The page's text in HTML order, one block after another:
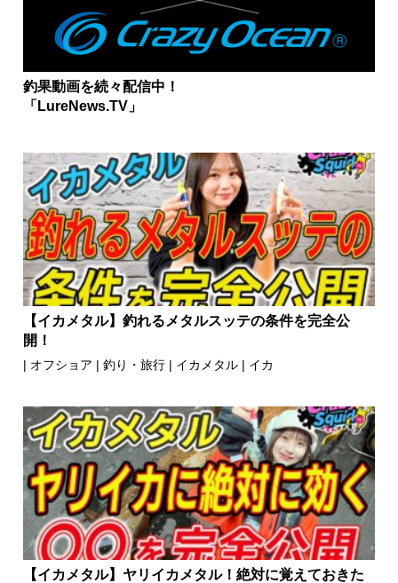
釣果動画を続々配信中！
「LureNews.TV」
【イカメタル】釣れるメタルスッテの条件を完全公
開！
| オフショア |釣り・旅行 | イカメタル | イカ
【イカメタル】ヤリイカメタル！絶対に覚えておきた